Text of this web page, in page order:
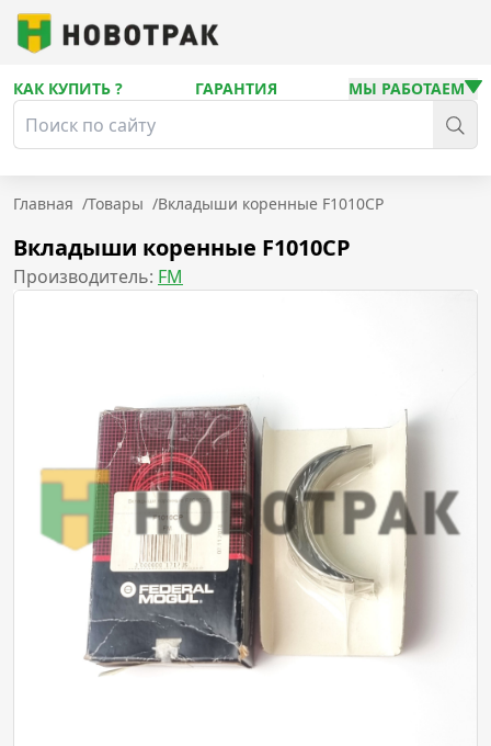
КАК КУПИТЬ ? ГАРАНТИЯ МЫ РАБОТАЕМ
Главная /Товары /Вкладыши коренные F1010CP
Вкладыши коренные F1010CP
Производитель: FM